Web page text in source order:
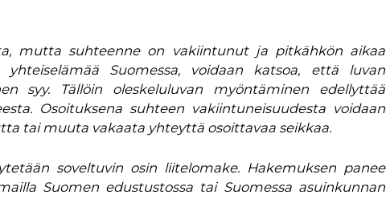
mutta suhteenne on vakiintunut ja pitkähkön aikaa
Suomessa, voidaan katsoa, että luvan
syy. Tällöin oleskeluluvan myöntäminen edellyttää
Osoituksena suhteen vakiintuneisuudesta voidaan
tai muuta vakaata yhteyttä osoittavaa seikkaa.
soveltuvin osin liitelomake. Hakemuksen panee
Suomen edustustossa tai Suomessa asuinkunnan